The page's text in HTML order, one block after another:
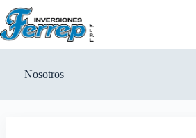
Saltar
al
contenido
Nosotros